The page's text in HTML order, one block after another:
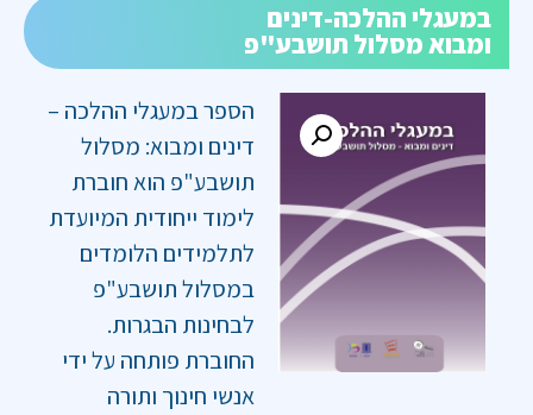
במעגלי ההלכה-דינים
ומבוא מסלול תושבע"פ
הספר במעגלי ההלכה –
דינים ומבוא: מסלול
תושבע"פ הוא חוברת
לימוד ייחודית המיועדת
לתלמידים הלומדים
במסלול תושבע"פ
לבחינות הבגרות.
החוברת פותחה על ידי
אנשי חינוך ותורה